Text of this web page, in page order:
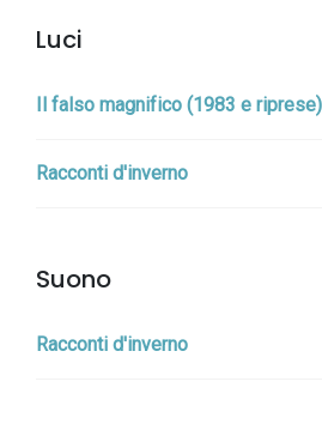
Luci
Il falso magnifico (1983 e riprese)
Racconti d'inverno
Suono
Racconti d'inverno